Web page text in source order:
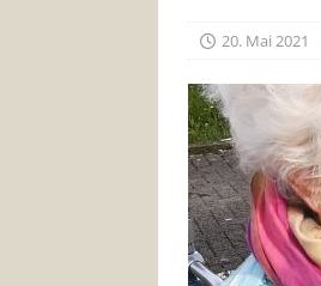
20. Mai 2021